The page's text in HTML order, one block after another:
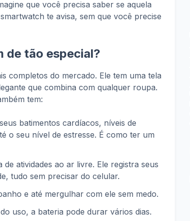
que você precisa saber se aquela
te avisa, sem que você precise
de tão especial?
completos do mercado. Ele tem uma tela
que combina com qualquer roupa.
tem:
batimentos cardíacos, níveis de
o seu nível de estresse. É como ter um
atividades ao ar livre. Ele registra seus
tudo sem precisar do celular.
e até mergulhar com ele sem medo.
uso, a bateria pode durar vários dias.